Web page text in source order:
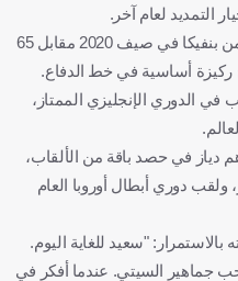
وانضم دياز (28 عاما) إلى السيتي قادمًا من بنفيكا في صيف 2020 مقابل 65
ركيزة أساسية في خط الدفاع.
الدوري الإنجليزي الممتاز،
دياز في حصد باقة من الألقاب،
ولقب دوري أبطال أوروبا العام
"سعيد للغاية اليوم.
جماهير السيتي. عندما أفكر في